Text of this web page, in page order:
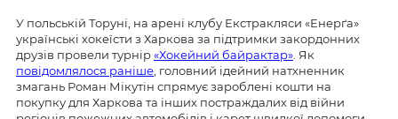
У польській Торуні, на арені клубу Екстракляси «Енерґа»
українські хокеїсти з Харкова за підтримки закордонних
друзів провели турнір«Хокейний байрактар». Як
повідомлялося раніше, головний ідейний натхненник
змагань Роман Мікутін спрямує зароблені кошти на
покупку для Харкова та інших постраждалих від війни